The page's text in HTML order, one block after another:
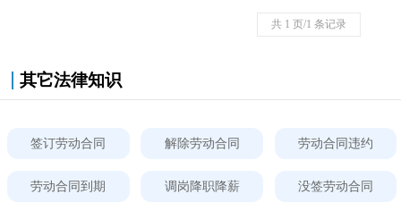
共 1 页/1 条记录
其它法律知识
签订劳动合同 解除劳动合同 劳动合同违约
劳动合同到期 调岗降职降薪 没签劳动合同